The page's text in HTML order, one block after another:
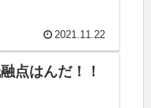
2021.11.22
点はんだ！！